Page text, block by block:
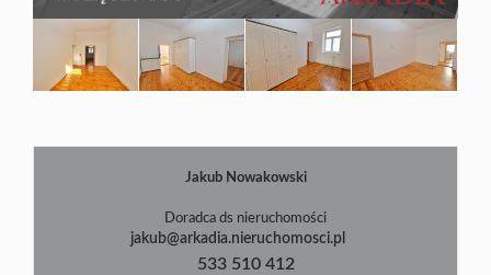
Jakub Nowakowski
Doradca ds nieruchomości
jakub@arkadia.nieruchomosci.pl
533 510 412